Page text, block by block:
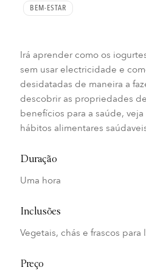
BEM-ESTAR
Irá aprender como os
sem usar electricidade e
desidatadas de maneira a
descobrir as propriedades
benefícios para a saúde,
hábitos alimentares
Duração
Uma hora
Inclusões
Vegetais, chás e frascos para
Preço